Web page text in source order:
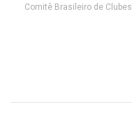
Comitê Brasileiro de Clubes